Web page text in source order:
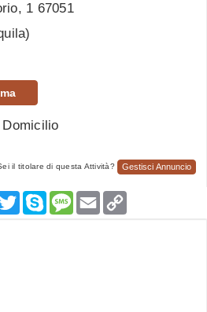
1 67051
)
il titolare di questa Attività? Gestisci Annuncio
TwitterSkypeMessage
Email